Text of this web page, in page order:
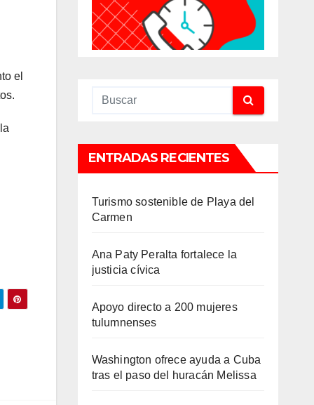
el
ENTRADAS RECIENTES
Turismo sostenible de Playa del
Carmen
Ana Paty Peralta fortalece la
justicia cívica
Apoyo directo a 200 mujeres
tulumnenses
Washington ofrece ayuda a Cuba
tras el paso del huracán Melissa